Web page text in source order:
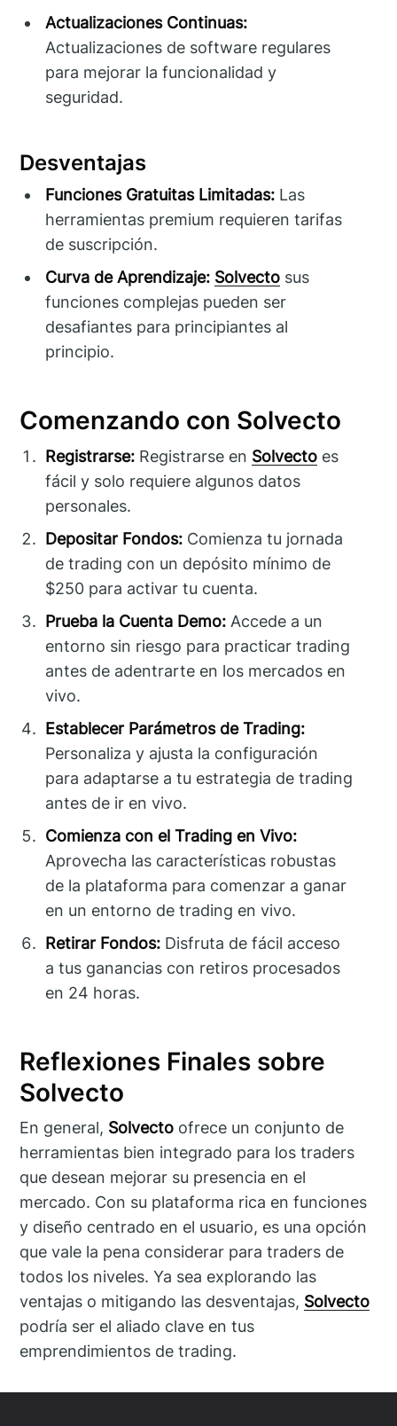
Actualizaciones Continuas:
Actualizaciones de software regulares
para mejorar la funcionalidad y
seguridad.
Desventajas
Funciones Gratuitas Limitadas: Las
herramientas premium requieren tarifas
de suscripción.
Curva de Aprendizaje: Solvecto sus
funciones complejas pueden ser
desafiantes para principiantes al
principio.
Comenzando con Solvecto
Registrarse: Registrarse en Solvecto es
fácil y solo requiere algunos datos
personales.
Depositar Fondos: Comienza tu jornada
de trading con un depósito mínimo de
$250 para activar tu cuenta.
Prueba la Cuenta Demo: Accede a un
entorno sin riesgo para practicar trading
antes de adentrarte en los mercados en
vivo.
Establecer Parámetros de Trading:
Personaliza y ajusta la configuración
para adaptarse a tu estrategia de trading
antes de ir en vivo.
Comienza con el Trading en Vivo:
Aprovecha las características robustas
de la plataforma para comenzar a ganar
en un entorno de trading en vivo.
Retirar Fondos: Disfruta de fácil acceso
a tus ganancias con retiros procesados
en 24 horas.
Reflexiones Finales sobre
Solvecto
En general, Solvecto ofrece un conjunto de
herramientas bien integrado para los traders
que desean mejorar su presencia en el
mercado. Con su plataforma rica en funciones
y diseño centrado en el usuario, es una opción
que vale la pena considerar para traders de
todos los niveles. Ya sea explorando las
ventajas o mitigando las desventajas, Solvecto
podría ser el aliado clave en tus
emprendimientos de trading.